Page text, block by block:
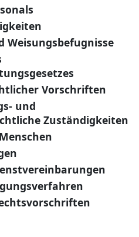
Weisungsbefugnisse
Vorschriften
und
Zuständigkeiten